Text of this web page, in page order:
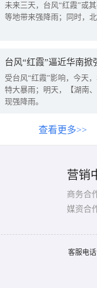
未来三天，台风“红霞”或
等地带来强降雨；同时，
台风“红霞”逼近华南
受台风“红霞”影响，今天
特大暴雨；明天，【湖南
现强降雨。
查看更多>>
营销
商务合
媒资合
客服电